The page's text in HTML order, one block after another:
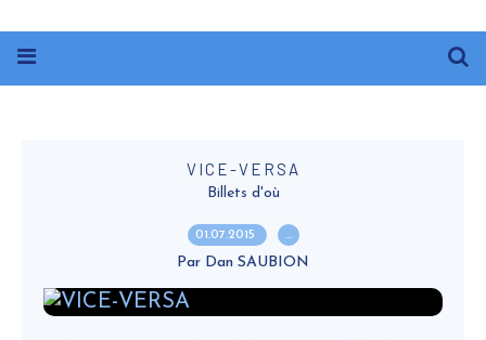
VICE-VERSA
Billets d'où
01.07.2015 …
Par Dan SAUBION